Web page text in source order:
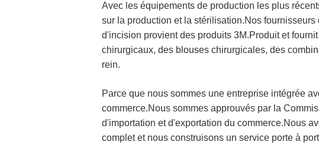
Avec les équipements de production les plus
sur la production et la stérilisation.Nos
d'incision provient des produits 3M.Produit et
chirurgicaux, des blouses chirurgicales, des
rein.
Parce que nous sommes une entreprise intégrée
commerce.Nous sommes approuvés par la
d'importation et d'exportation du commerce.Nous
complet et nous construisons un service porte à